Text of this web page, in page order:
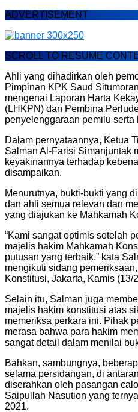
ADVERTISEMENT
SCROLL TO RESUME
Ahli yang dihadirkan oleh
Pimpinan KPK Saud
mengenai Laporan Harta
(LHKPN) dan Pembina
penyelenggaraan pemilu serta
Dalam pernyataannya, Ketua
Salman Al-Farisi Simanjuntak
keyakinannya terhadap
disampaikan.
Menurutnya, bukti-bukti yang
dan ahli semua relevan dan
yang diajukan ke Mahkamah
“Kami sangat optimis setelah
majelis hakim Mahkamah
putusan yang terbaik,” kata
mengikuti sidang
Konstitusi, Jakarta, Kamis (13/
Selain itu, Salman juga
majelis hakim konstitusi atas
memeriksa perkara ini. Pihak
merasa bahwa para hakim
sangat detail dalam menilai
Bahkan, sambungnya,
selama persidangan, di
diserahkan oleh pasangan
Saipullah Nasution yang
2021.